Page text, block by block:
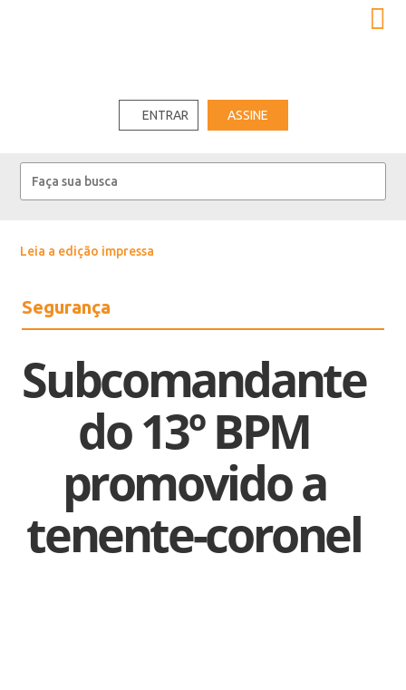
ENTRAR ASSINE
Leia a edição impressa
Segurança
Subcomandante
do 13º BPM
promovido a
tenente-coronel